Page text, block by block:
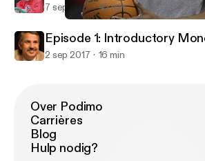
Sport Man Toe
7 sep 2017 45 min
Episode 1: Introductory
2 sep 2017 16 min
Over Podimo
Carrières
Blog
Hulp nodig?